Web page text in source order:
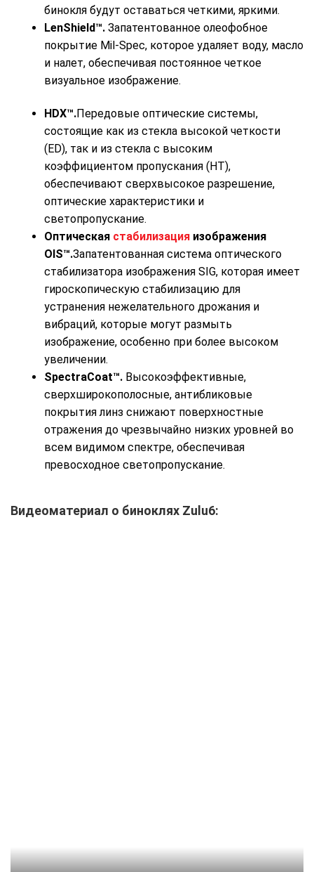
бинокля будут оставаться четкими, яркими.
LenShield™. Запатентованное олеофобное
покрытие Mil-Spec, которое удаляет воду, масло
и налет, обеспечивая постоянное четкое
визуальное изображение.
HDX™.Передовые оптические системы,
состоящие как из стекла высокой четкости
(ED), так и из стекла с высоким
коэффициентом пропускания (HT),
обеспечивают сверхвысокое разрешение,
оптические характеристики и
светопропускание.
Оптическая стабилизация изображения
OIS™.Запатентованная система оптического
стабилизатора изображения SIG, которая имеет
гироскопическую стабилизацию для
устранения нежелательного дрожания и
вибраций, которые могут размыть
изображение, особенно при более высоком
увеличении.
SpectraCoat™. Высокоэффективные,
сверхширокополосные, антибликовые
покрытия линз снижают поверхностные
отражения до чрезвычайно низких уровней во
всем видимом спектре, обеспечивая
превосходное светопропускание.
Видеоматериал о биноклях Zulu6: